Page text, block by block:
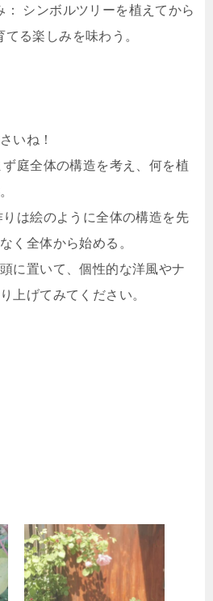
： シンボルツリーを植えてから
る楽しみを味わう。
いね！
庭全体の構造を考え、何を植
は絵のように全体の構造を先
く全体から始める。
に置いて、個性的な洋風やナ
上げてみてください。